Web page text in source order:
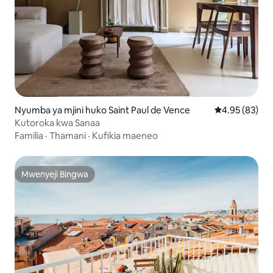
Nyumba ya mjini huko Saint Paul de Vence Ukadiriaji wa
4.95 (83)
Kutoroka kwa Sanaa
Familia · Thamani · Kufikia maeneo
Mwenyeji Bingwa
Mwenyeji Bingwa